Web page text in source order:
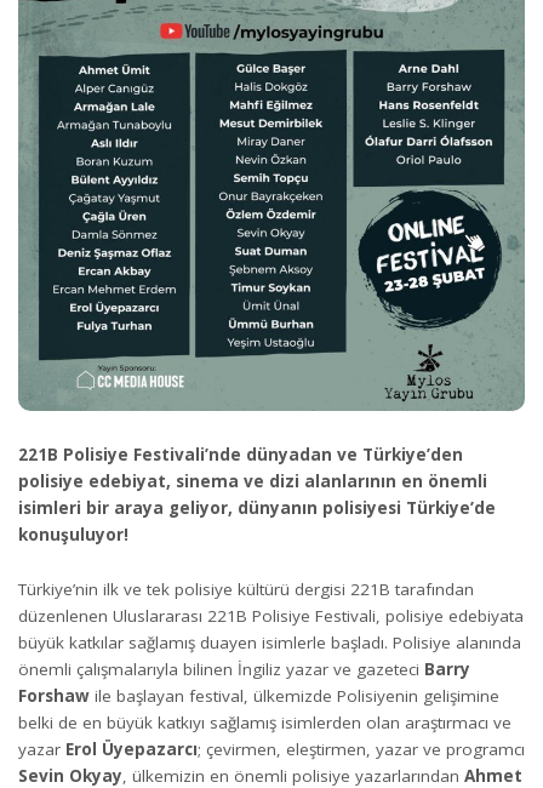
221B Polisiye Festivali’nde dünyadan ve Türkiye’den
polisiye edebiyat, sinema ve dizi alanlarının en önemli
isimleri bir araya geliyor, dünyanın polisiyesi Türkiye’de
konuşuluyor!
Türkiye’nin ilk ve tek polisiye kültürü dergisi 221B tarafından
düzenlenen Uluslararası 221B Polisiye Festivali, polisiye edebiyata
büyük katkılar sağlamış duayen isimlerle başladı. Polisiye alanında
önemli çalışmalarıyla bilinen İngiliz yazar ve gazeteci Barry
Forshaw ile başlayan festival, ülkemizde Polisiyenin gelişimine
belki de en büyük katkıyı sağlamış isimlerden olan araştırmacı ve
yazar Erol Üyepazarcı; çevirmen, eleştirmen, yazar ve programcı
Sevin Okyay, ülkemizin en önemli polisiye yazarlarından Ahmet